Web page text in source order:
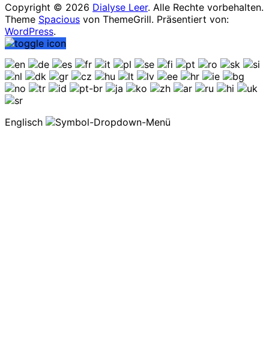
Copyright © 2026 Dialyse Leer. Alle Rechte vorbehalten.
Theme Spacious von ThemeGrill. Präsentiert von:
WordPress.
Englisch